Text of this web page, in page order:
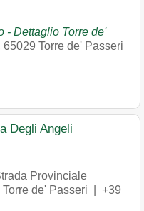
- Dettaglio Torre de'
65029 Torre de' Passeri
Degli Angeli
Provinciale
Torre de' Passeri
+39